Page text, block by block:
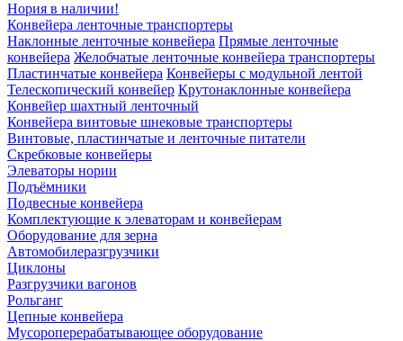
Нория в наличии!
Конвейера ленточные транспортеры
Наклонные ленточные конвейера Прямые ленточные
конвейера Желобчатые ленточные конвейера транспортеры
Пластинчатые конвейера Конвейеры с модульной лентой
Телескопический конвейер Крутонаклонные конвейера
Конвейер шахтный ленточный
Конвейера винтовые шнековые транспортеры
Винтовые, пластинчатые и ленточные питатели
Скребковые конвейеры
Элеваторы нории
Подъёмники
Подвесные конвейера
Комплектующие к элеваторам и конвейерам
Оборудование для зерна
Автомобилеразгрузчики
Циклоны
Разгрузчики вагонов
Рольганг
Цепные конвейера
Мусороперерабатывающее оборудование